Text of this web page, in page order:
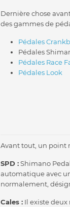
Dernière chose
des gammes de
Pédales
Pédales
Pédales Race
Pédales Look
Avant tout, un point
SPD :Shimano
automatique avec
normalement,
Cales : Il existe deux